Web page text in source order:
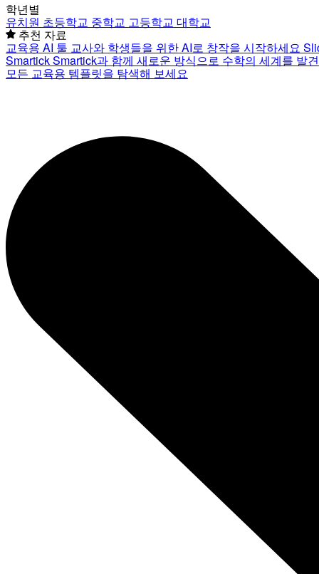
학년별
유치원 초등학교 중학교 고등학교 대학교
추천 자료
교육용 AI 툴 교사와 학생들을 위한 AI로 창작을 시작하세요
SmartickSmartick과 함께 새로운 방식으로 수학의 세계를 발
모든 교육용 템플릿을 탐색해 보세요